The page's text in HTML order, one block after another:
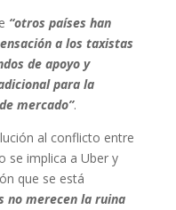
“otros países han
a los taxistas
de apoyo y
para la
mercado”.
al conflicto entre
se implica a Uber y
que se está
no merecen la ruina